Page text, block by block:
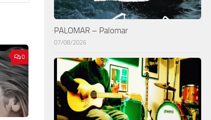
0
PALOMAR – Palomar
07/08/2026